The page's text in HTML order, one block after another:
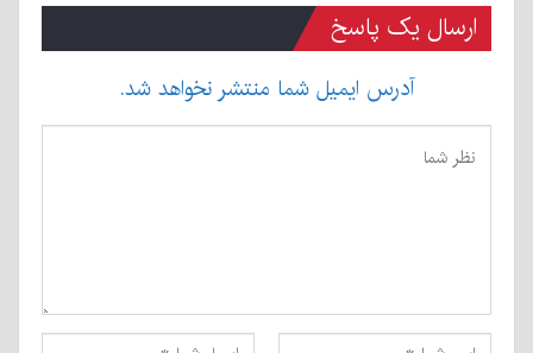
ارسال یک پاسخ
آدرس ایمیل شما منتشر نخواهد شد.